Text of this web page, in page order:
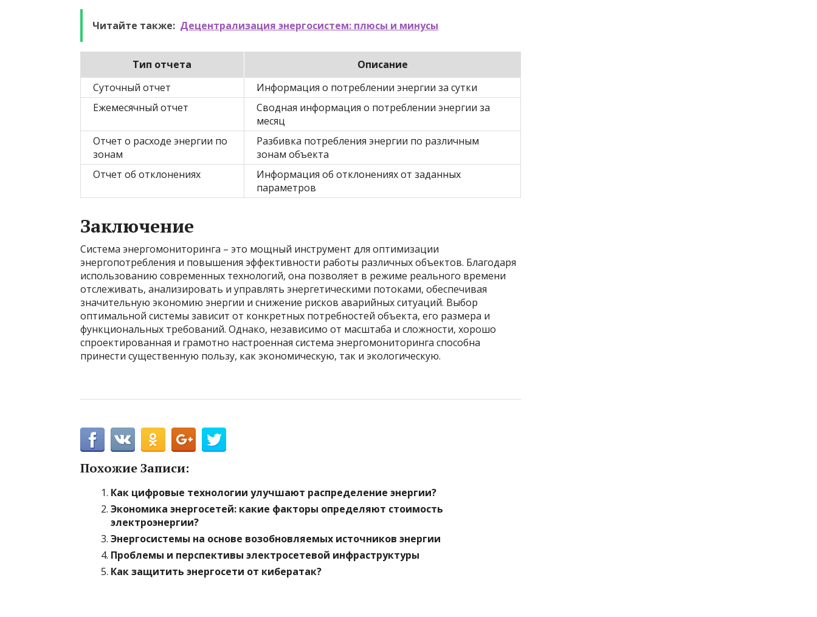
Читайте также: Децентрализация энергосистем: плюсы и минусы
Тип отчета
Описание
Суточный отчет
Информация о потреблении энергии за сутки
Ежемесячный отчет
Сводная информация о потреблении энергии за
месяц
Отчет о расходе энергии по
зонам
Разбивка потребления энергии по различным
зонам объекта
Отчет об отклонениях
Информация об отклонениях от заданных
параметров
Заключение
Система энергомониторинга – это мощный инструмент для оптимизации
энергопотребления и повышения эффективности работы различных объектов. Благодаря
использованию современных технологий, она позволяет в режиме реального времени
отслеживать, анализировать и управлять энергетическими потоками, обеспечивая
значительную экономию энергии и снижение рисков аварийных ситуаций. Выбор
оптимальной системы зависит от конкретных потребностей объекта, его размера и
функциональных требований. Однако, независимо от масштаба и сложности, хорошо
спроектированная и грамотно настроенная система энергомониторинга способна
принести существенную пользу, как экономическую, так и экологическую.
Похожие Записи:
Как цифровые технологии улучшают распределение энергии?
Экономика энергосетей: какие факторы определяют стоимость
электроэнергии?
Энергосистемы на основе возобновляемых источников энергии
Проблемы и перспективы электросетевой инфраструктуры
Как защитить энергосети от кибератак?